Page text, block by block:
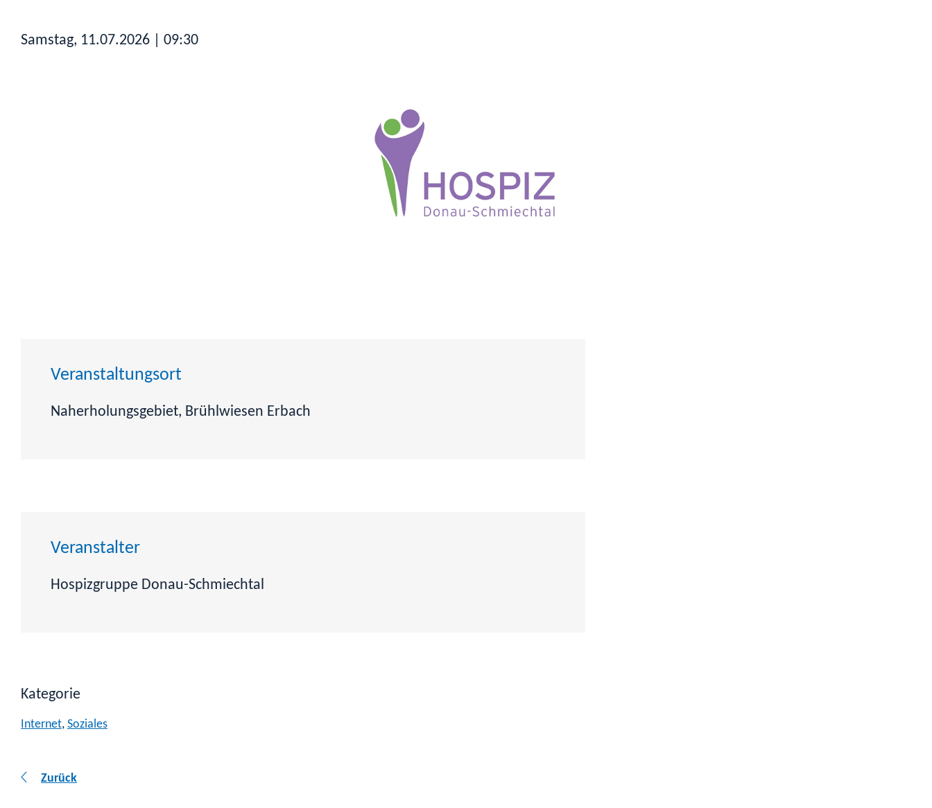
Samstag, 11.07.2026 | 09:30
Veranstaltungsort
Naherholungsgebiet, Brühlwiesen Erbach
Veranstalter
Hospizgruppe Donau-Schmiechtal
Kategorie
Internet, Soziales
Zurück